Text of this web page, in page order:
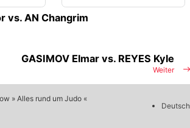
vs. AN Changrim
Weiter
GASIMOV Elmar vs. REYES Kyle
» Alles rund um Judo «
Deutsch